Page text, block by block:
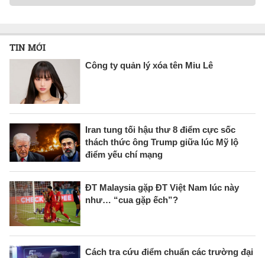
TIN MỚI
Công ty quản lý xóa tên Miu Lê
Iran tung tối hậu thư 8 điểm cực sốc
thách thức ông Trump giữa lúc Mỹ lộ
điểm yếu chí mạng
ĐT Malaysia gặp ĐT Việt Nam lúc này
như… “cua gặp ếch”?
Cách tra cứu điểm chuẩn các trường đại